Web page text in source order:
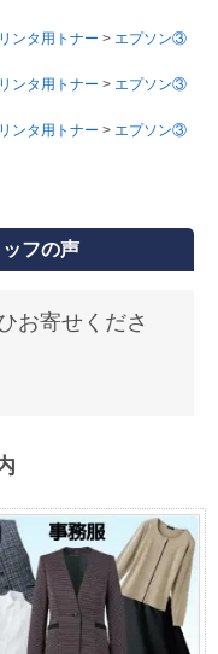
ンタ用トナー > エプソン③
ンタ用トナー > エプソン③
ンタ用トナー > エプソン③
フの声
お寄せくださ